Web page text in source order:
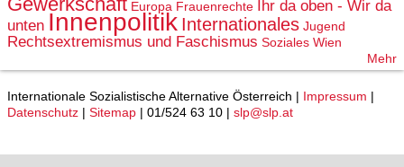
Europa Frauenrechte
Ihr da oben - Wir da
unten Innenpolitik Internationales Jugend
Rechtsextremismus und Faschismus Soziales Wien
Mehr
Internationale Sozialistische Alternative Österreich | Impressum |
Datenschutz | Sitemap | 01/524 63 10 | slp@slp.at